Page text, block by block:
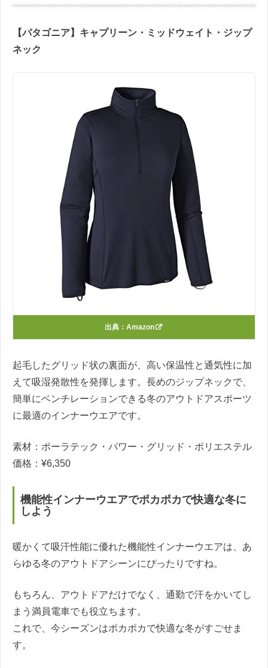
【パタゴニア】キャプリーン・ミッドウェイト・ジップ
ネック
出典： Amazon
起毛したグリッド状の裏面が、高い保温性と通気性に加
えて吸湿発散性を発揮します。長めのジップネックで、
簡単にベンチレーションできる冬のアウトドアスポーツ
に最適のインナーウエアです。
素材：ポーラテック・パワー・グリッド・ポリエステル
価格：¥6,350
機能性インナーウエアでポカポカで快適な冬に
しよう
暖かくて吸汗性能に優れた機能性インナーウエアは、あ
らゆる冬のアウトドアシーンにぴったりですね。
もちろん、アウトドアだけでなく、通勤で汗をかいてし
まう満員電車でも役立ちます。
これで、今シーズンはポカポカで快適な冬がすごせま
す。